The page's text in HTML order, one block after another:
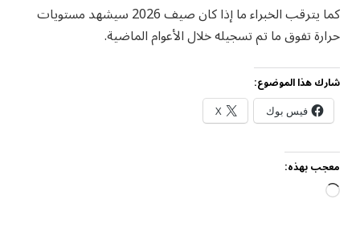
كما يترقب الخبراء ما إذا كان صيف 2026 سيشهد مستويات
حرارة تفوق ما تم تسجيله خلال الأعوام الماضية.
شارك هذا الموضوع:
فيس بوك X
معجب بهذه:
جاري